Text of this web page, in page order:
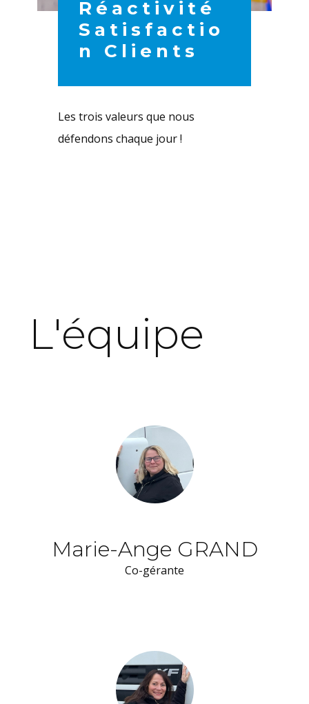
Réactivité
Satisfactio
N Clients
Les trois valeurs que nous
défendons chaque jour !
L'équipe
Marie-Ange GRAND
Co-gérante